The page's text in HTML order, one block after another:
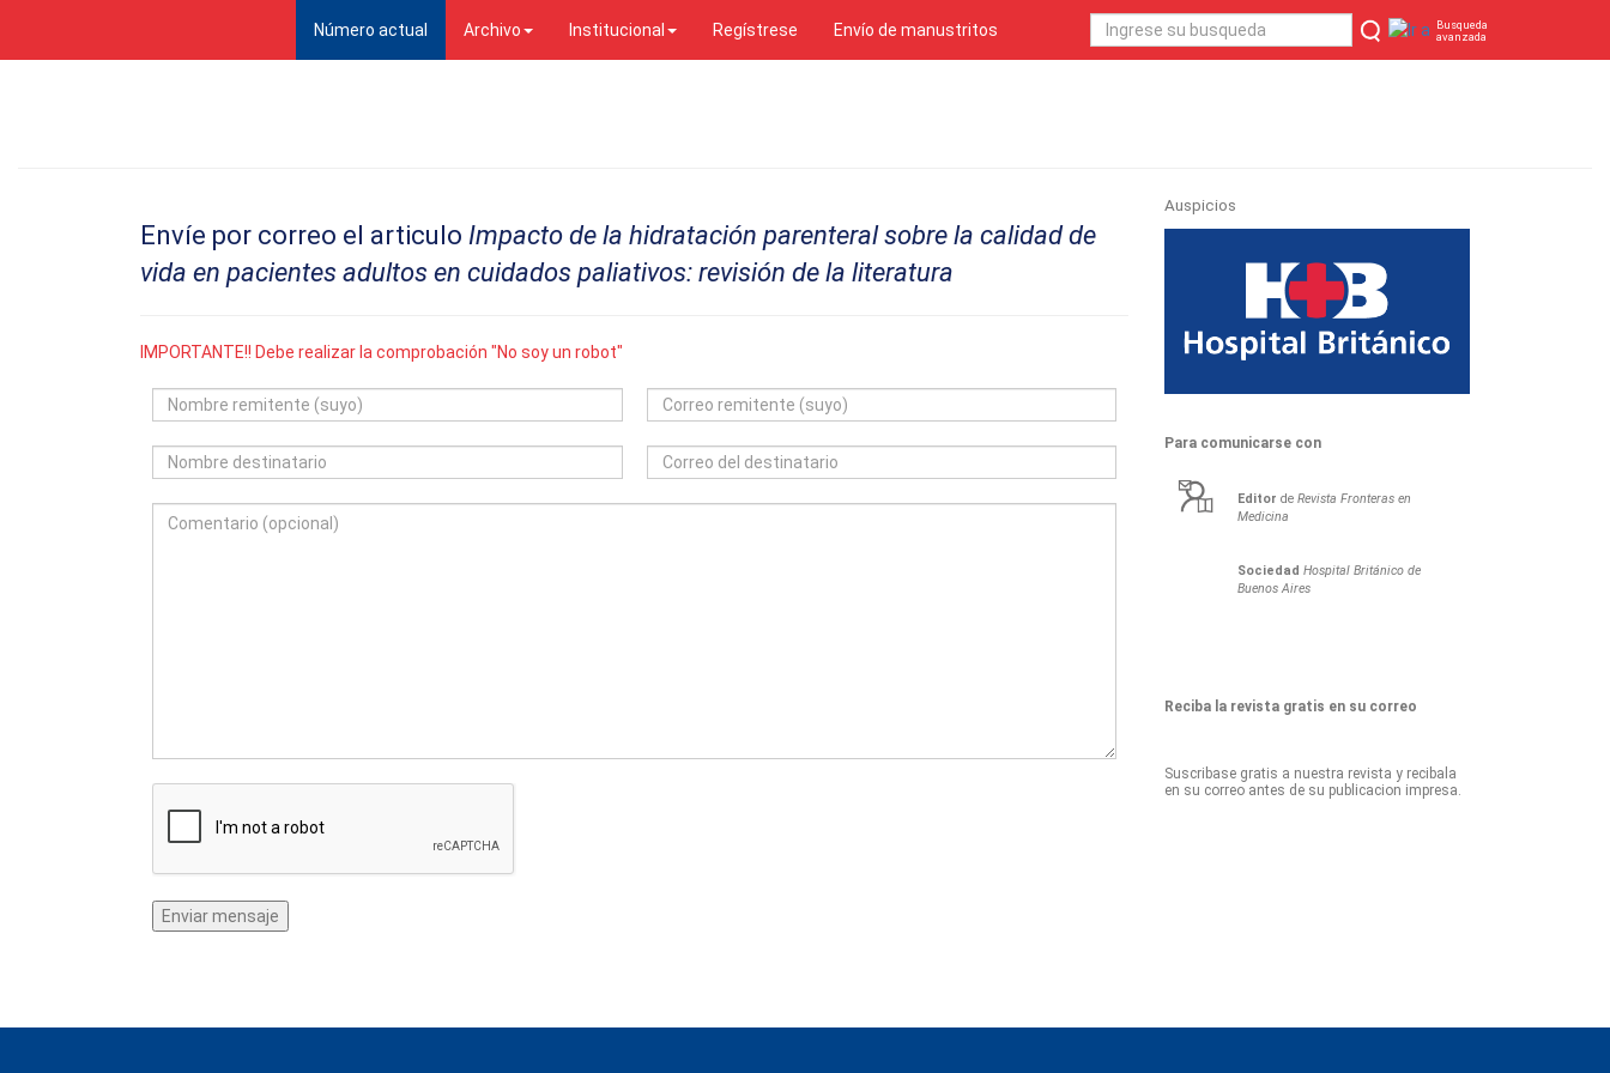
Número actual (current)
Archivo Institucional Regístrese Envío de manustritos
Busqueda
avanzada
Envíe por correo el articulo Impacto de la hidratación parenteral sobre la calidad de
vida en pacientes adultos en cuidados paliativos: revisión de la literatura
IMPORTANTE!! Debe realizar la comprobación "No soy un robot"
Auspicios
Para comunicarse con
Editor de Revista Fronteras en
Medicina
Sociedad Hospital Británico de
Buenos Aires
Reciba la revista gratis en su correo
Suscribase gratis a nuestra revista y recibala
en su correo antes de su publicacion impresa.